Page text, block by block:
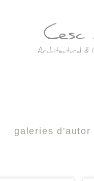
galeries d'autor